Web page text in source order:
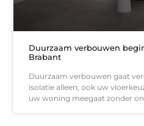
Duurzaam verbouwen
Brabant
Duurzaam verbouwen gaat
isolatie alleen; ook uw
uw woning meegaat zonder